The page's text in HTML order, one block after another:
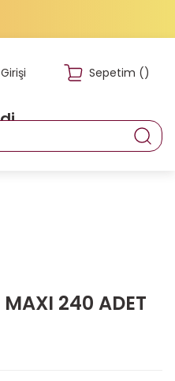
Sepetim ()
MAXI 240 ADET